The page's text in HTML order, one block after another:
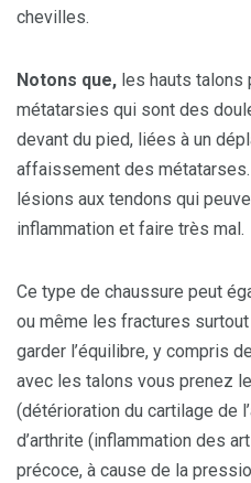
chevilles.
Notons que, les hauts
métatarsies qui sont des
devant du pied, liées à un
affaissement des
lésions aux tendons qui
inflammation et faire très mal.
Ce type de chaussure peut
ou même les fractures surtout
garder l’équilibre, y compris
avec les talons vous prenez
(détérioration du cartilage de
d’arthrite (inflammation des
précoce, à cause de la